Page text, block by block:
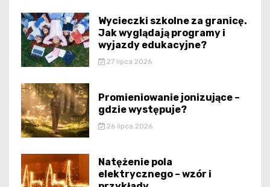
Wycieczki szkolne za granicę.
Jak wyglądają programy i
wyjazdy edukacyjne?
27 lipca 2026
Promieniowanie jonizujące –
gdzie występuje?
26 lipca 2026
Natężenie pola
elektrycznego – wzór i